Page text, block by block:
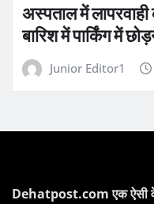
अस्पताल में
बारिश में पार्किंग में
Junior Editor1
Dehatpost.com एक ऐसी